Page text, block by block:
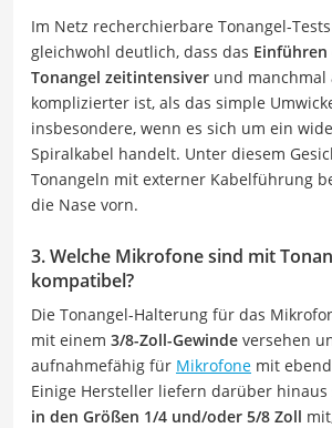
Im Netz recherchierbare Tonangel-
gleichwohl deutlich, dass das Einführen
Tonangel zeitintensiver und manchmal
komplizierter ist, als das simple
insbesondere, wenn es sich um ein
Spiralkabel handelt. Unter diesem
Tonangeln mit externer Kabelführung
die Nase vorn.
3. Welche Mikrofone sind mit
kompatibel?
Die Tonangel-Halterung für das
mit einem 3/8-Zoll-Gewinde versehen
aufnahmefähig für Mikrofone mit
Einige Hersteller liefern darüber hinaus
in den Größen 1/4 und/oder 5/8 Zoll